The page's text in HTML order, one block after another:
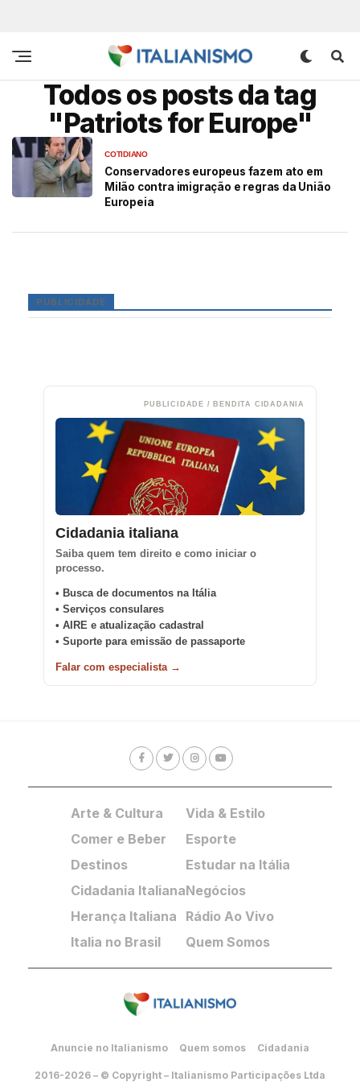
Todos os posts da tag
"Patriots for Europe"
COTIDIANO
Conservadores europeus fazem ato em
Milão contra imigração e regras da União
Europeia
PUBLICIDADE
PUBLICIDADE / BENDITA CIDADANIA
Cidadania italiana
Saiba quem tem direito e como iniciar o
processo.
• Busca de documentos na Itália
• Serviços consulares
• AIRE e atualização cadastral
• Suporte para emissão de passaporte
Falar com especialista →
Arte & Cultura
Comer e Beber
Destinos
Cidadania Italiana
Herança Italiana
Italia no Brasil
Vida & Estilo
Esporte
Estudar na Itália
Negócios
Rádio Ao Vivo
Quem Somos
Anuncie no Italianismo Quem somos Cidadania
2016-2026 – © Copyright – Italianismo Participações Ltda